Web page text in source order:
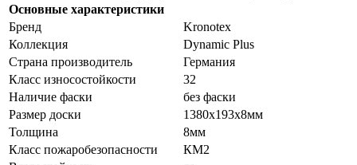
Основные характеристики
Бренд
Kronotex
Коллекция
Dynamic Plus
Страна производитель
Германия
Класс износостойкости
32
Наличие фаски
без фаски
Размер доски
1380х193х8мм
Толщина
8мм
Класс пожаробезопасности
КМ2